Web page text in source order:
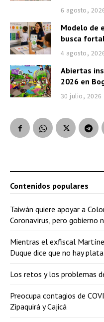
6 agosto,
Modelo de
busca
4 agosto,
Abiertas
2026 en
30 julio, 2026
Contenidos populares
Taiwán quiere apoyar a
Coronavirus, pero gobierno
Mientras el exfiscal
Duque dice que no hay
Los retos y los problemas
Preocupa contagios de
Zipaquirá y Cajicá